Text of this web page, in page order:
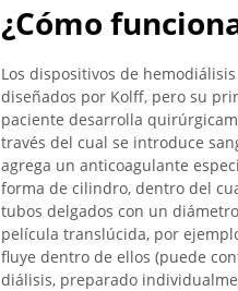
¿Cómo
Los dispositivos de
diseñados por Kolff, pero su
paciente desarrolla
través del cual se introduce
agrega un anticoagulante
forma de cilindro, dentro del
tubos delgados con un
película translúcida, por
fluye dentro de ellos (puede
diálisis, preparado